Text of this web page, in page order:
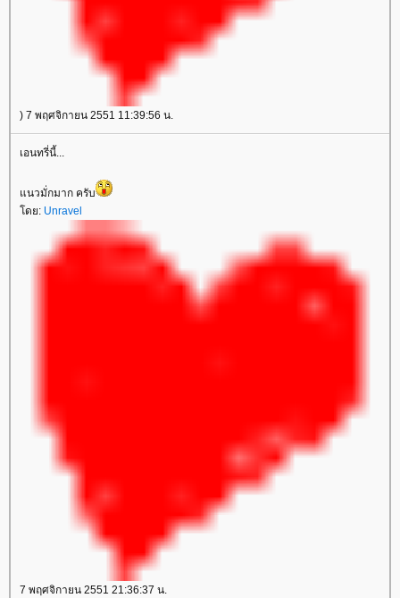
) 7 พฤศจิกายน 2551 11:39:56 น.
เอนทรี่นี้...
นวมั่กมาก ครับ
ดย: Unravel
7 พฤศจิกายน 2551 21:36:37 น.